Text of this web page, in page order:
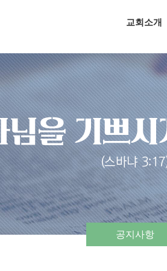
교회소개
공지사항